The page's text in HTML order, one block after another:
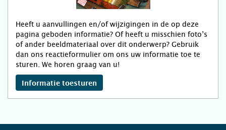
Heeft u aanvullingen en/of wijzigingen in de op deze
pagina geboden informatie? Of heeft u misschien foto’s
of ander beeldmateriaal over dit onderwerp? Gebruik
dan ons reactieformulier om ons uw informatie toe te
sturen. We horen graag van u!
Informatie toesturen